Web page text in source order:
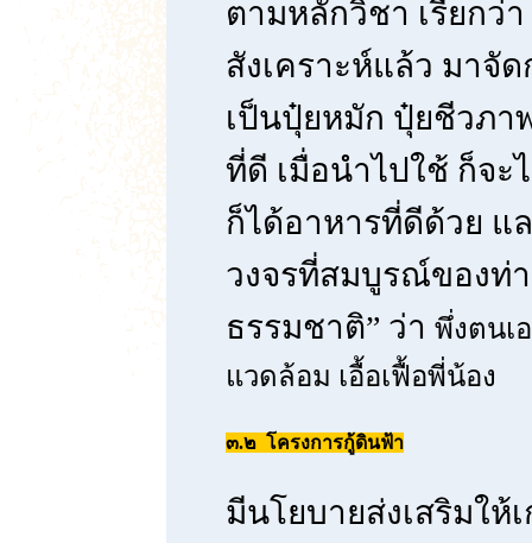
ตามหลักวิชา เรียกว่
สังเคราะห์แล้ว มาจั
เป็นปุ๋ยหมัก ปุ๋ยชีวภา
ที่ดี เมื่อนำไปใช้ ก็จ
ก็ได้อาหารที่ดีด้วย แ
วงจรที่สมบูรณ์ของท่
ธรรมชาติ” ว่า พึ่งตนเ
แวดล้อม เอื้อเฟื้อพี่น้อง
๓.๒ โครงการกู้ดินฟ้า
มีนโยบายส่งเสริมใ